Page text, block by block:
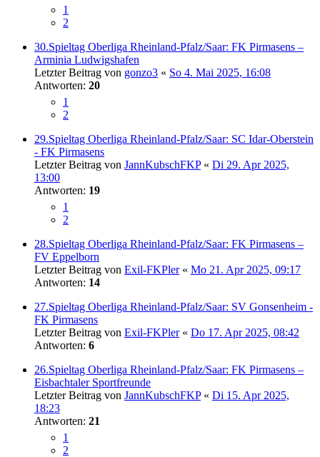
1
2
30.Spieltag Oberliga Rheinland-Pfalz/Saar: FK Pirmasens –
Arminia Ludwigshafen
Letzter Beitrag von gonzo3 « So 4. Mai 2025, 16:08
Antworten: 20
1
2
29.Spieltag Oberliga Rheinland-Pfalz/Saar: SC Idar-Oberstein
- FK Pirmasens
Letzter Beitrag von JannKubschFKP« Di 29. Apr 2025,
13:00
Antworten: 19
1
2
28.Spieltag Oberliga Rheinland-Pfalz/Saar: FK Pirmasens –
FV Eppelborn
Letzter Beitrag von Exil-FKPler« Mo 21. Apr 2025, 09:17
Antworten: 14
27.Spieltag Oberliga Rheinland-Pfalz/Saar: SV Gonsenheim -
FK Pirmasens
Letzter Beitrag von Exil-FKPler« Do 17. Apr 2025, 08:42
Antworten: 6
26.Spieltag Oberliga Rheinland-Pfalz/Saar: FK Pirmasens –
Eisbachtaler Sportfreunde
Letzter Beitrag von JannKubschFKP« Di 15. Apr 2025,
18:23
Antworten: 21
1
2